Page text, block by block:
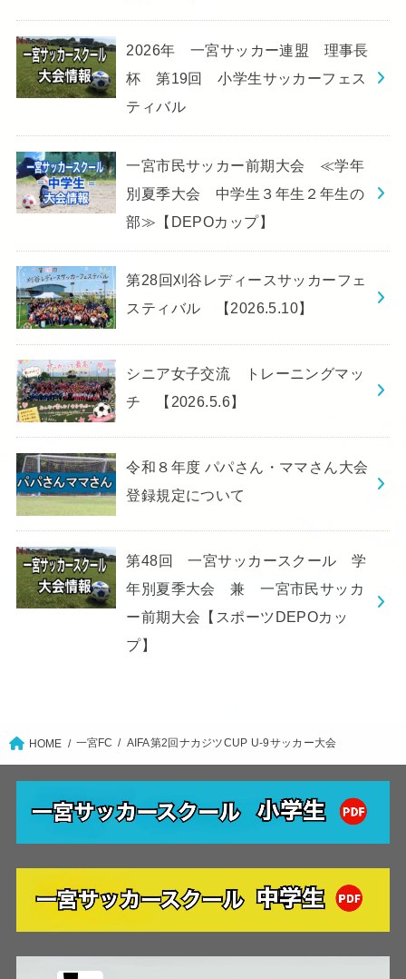
2026年 一宮サッカー連盟 理事長
杯 第19回 小学生サッカーフェス
ティバル
一宮市民サッカー前期大会 ≪学年
別夏季大会 中学生３年生２年生の
部≫【DEPOカップ】
第28回刈谷レディースサッカーフェ
スティバル 【2026.5.10】
シニア女子交流 トレーニングマッ
チ 【2026.5.6】
令和８年度 パパさん・ママさん大会
登録規定について
第48回 一宮サッカースクール 学
年別夏季大会 兼 一宮市民サッカ
ー前期大会【スポーツDEPOカッ
プ】
HOME 一宮FC AIFA第2回ナカジツCUP U-9サッカー大会